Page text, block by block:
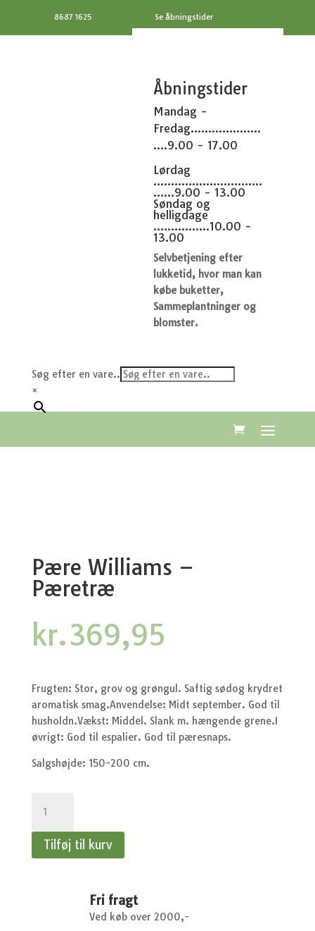
8687 1625 Se åbningstider
Åbningstider
Mandag -
Fredag....................
....9.00 - 17.00
Lørdag
...............................
......9.00 - 13.00
Søndag og
helligdage
................10.00 -
13.00
Selvbetjening efter
lukketid, hvor man kan
købe buketter,
Sammeplantninger og
blomster.
Søg efter en vare..
×
Pære Williams –
Pæretræ
kr.369,95
Frugten: Stor, grov og grøngul. Saftig sødog krydret
aromatisk smag.Anvendelse: Midt september. God til
husholdn.Vækst: Middel. Slank m. hængende grene.I
øvrigt: God til espalier. God til pæresnaps.
Salgshøjde: 150-200 cm.
Williams
-
Pæretræ
Tilføj til kurv
Fri fragt
Ved køb over 2000,-